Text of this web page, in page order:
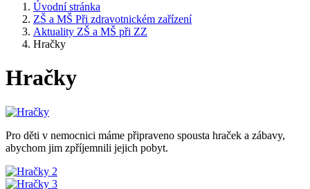
Úvodní stránka
ZŠ a MŠ Při zdravotnickém zařízení
Aktuality ZŠ a MŠ při ZZ
Hračky
Hračky
Pro děti v nemocnici máme připraveno spousta hraček a zábavy,
abychom jim zpříjemnili jejich pobyt.